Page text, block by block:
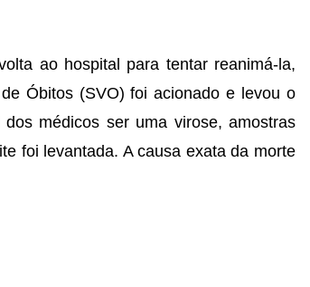
ao hospital para tentar reanimá-la,
Óbitos (SVO) foi acionado e levou o
médicos ser uma virose, amostras
foi levantada. A causa exata da morte